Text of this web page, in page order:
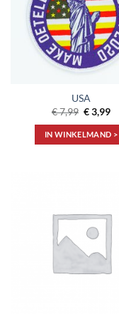
USA
€7,99
prijs
was:
€ 7,99.
€3,99
€
IN WINKELMAND >